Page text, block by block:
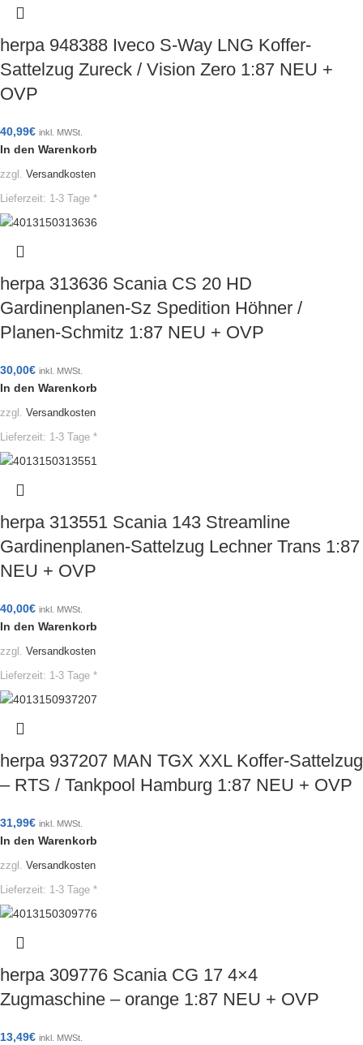
herpa 948388 Iveco S-Way LNG Koffer-
Sattelzug Zureck / Vision Zero 1:87 NEU +
OVP
40,99€ inkl. MWSt.
In den Warenkorb
zzgl. Versandkosten
Lieferzeit: 1-3 Tage *
herpa 313636 Scania CS 20 HD
Gardinenplanen-Sz Spedition Höhner /
Planen-Schmitz 1:87 NEU + OVP
30,00€ inkl. MWSt.
In den Warenkorb
zzgl. Versandkosten
Lieferzeit: 1-3 Tage *
herpa 313551 Scania 143 Streamline
Gardinenplanen-Sattelzug Lechner Trans 1:87
NEU + OVP
40,00€ inkl. MWSt.
In den Warenkorb
zzgl. Versandkosten
Lieferzeit: 1-3 Tage *
herpa 937207 MAN TGX XXL Koffer-Sattelzug
– RTS / Tankpool Hamburg 1:87 NEU + OVP
31,99€ inkl. MWSt.
In den Warenkorb
zzgl. Versandkosten
Lieferzeit: 1-3 Tage *
herpa 309776 Scania CG 17 4×4
Zugmaschine – orange 1:87 NEU + OVP
13,49€ inkl. MWSt.